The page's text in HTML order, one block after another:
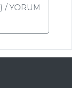
) / YORUM